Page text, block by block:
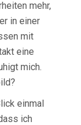
mehr,
in einer
mit
eine
mich.
einmal
ich